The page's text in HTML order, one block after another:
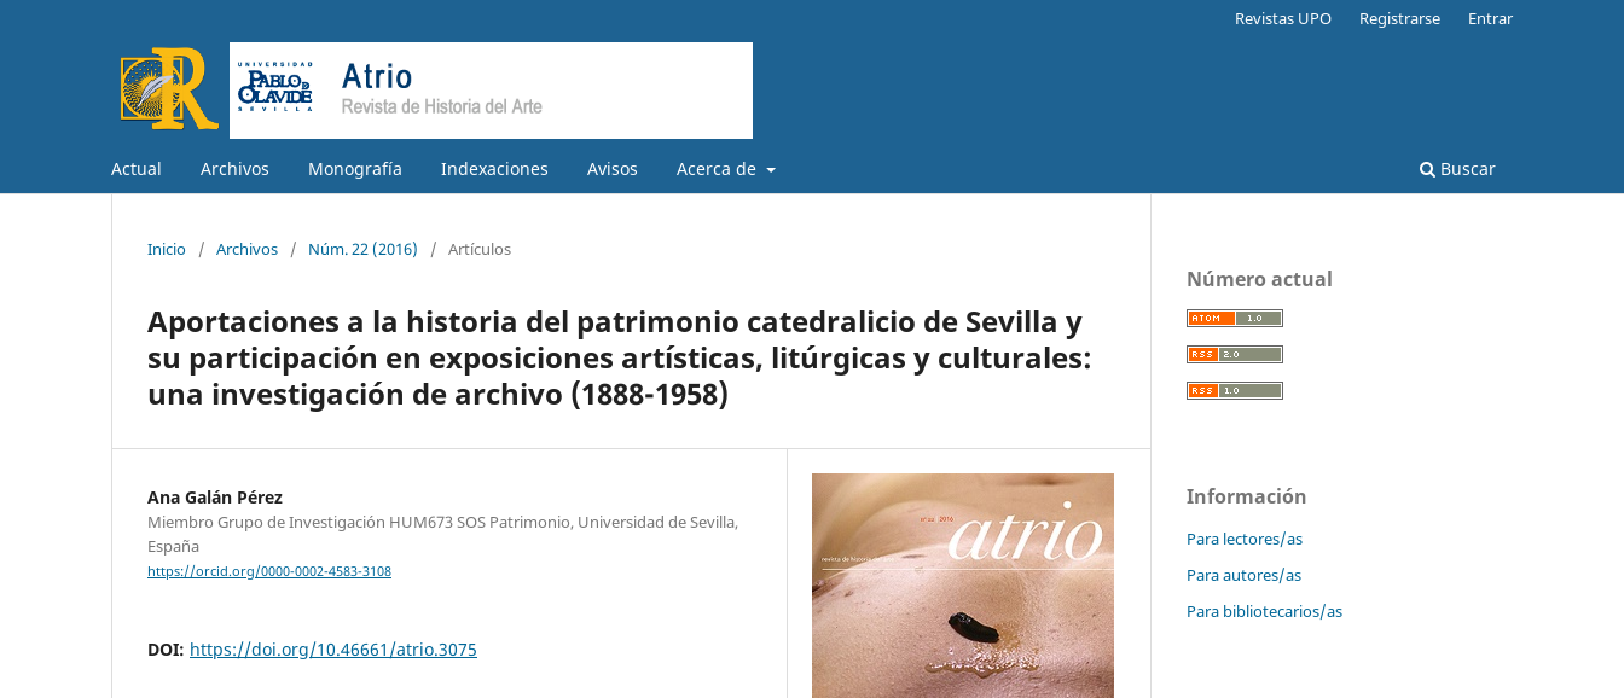
Actual Archivos Monografía Indexaciones Avisos Acerca de Buscar
Revistas UPO Registrarse Entrar
Inicio / Archivos / Núm. 22 (2016) / Artículos
Aportaciones a la historia del patrimonio catedralicio de Sevilla y
su participación en exposiciones artísticas, litúrgicas y culturales:
una investigación de archivo (1888-1958)
Ana Galán Pérez
Miembro Grupo de Investigación HUM673 SOS Patrimonio, Universidad de Sevilla,
España
https://orcid.org/0000-0002-4583-3108
DOI: https://doi.org/10.46661/atrio.3075
Número actual
Información
Para lectores/as
Para autores/as
Para bibliotecarios/as